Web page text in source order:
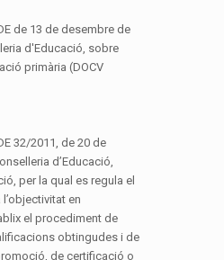
de 13 de desembre de
d'Educació, sobre
primària (DOCV
32/2011, de 20 de
d’Educació,
per la qual es regula el
l’objectivitat en
el procediment de
obtingudes i de
de certificació o